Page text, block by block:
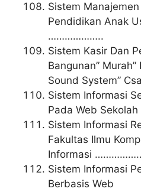
Sistem
Pendidikan Anak
………………..
Sistem Kasir Dan
Bangunan”
Sound System”
Sistem Informasi
Pada Web Sekolah
Sistem Informasi
Fakultas Ilmu
Informasi
Sistem Informasi
Berbasis Web